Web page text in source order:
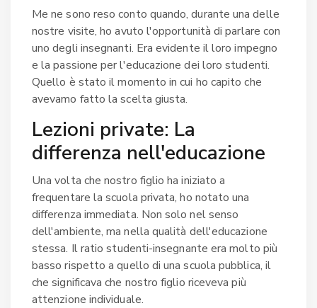
Me ne sono reso conto quando, durante una delle
nostre visite, ho avuto l'opportunità di parlare con
uno degli insegnanti. Era evidente il loro impegno
e la passione per l'educazione dei loro studenti.
Quello è stato il momento in cui ho capito che
avevamo fatto la scelta giusta.
Lezioni private: La
differenza nell'educazione
Una volta che nostro figlio ha iniziato a
frequentare la scuola privata, ho notato una
differenza immediata. Non solo nel senso
dell'ambiente, ma nella qualità dell'educazione
stessa. Il ratio studenti-insegnante era molto più
basso rispetto a quello di una scuola pubblica, il
che significava che nostro figlio riceveva più
attenzione individuale.